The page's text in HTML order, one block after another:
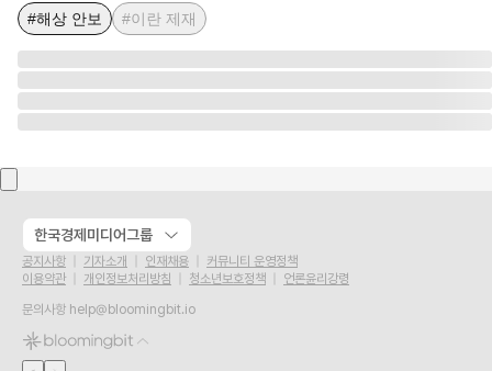
#해상 안보 #이란 제재
한국경제미디어그룹
공지사항 기자소개 인재채용
커뮤니티 운영정책
이용약관
개인정보처리방침 청소년보호정책
언론윤리강령
문의사항 help@bloomingbit.io